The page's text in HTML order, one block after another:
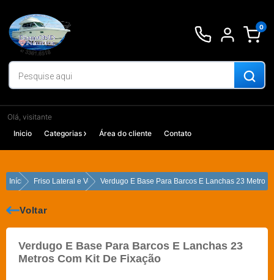
para
conteúdo
0
Olá, visitante
Inicio
Categorias Área do cliente Contato
Início Friso Lateral e VerdugoVerdugo E Base Para Barcos E Lanchas 23 Metros
Voltar
Verdugo E Base Para Barcos E Lanchas 23
Metros Com Kit De Fixação